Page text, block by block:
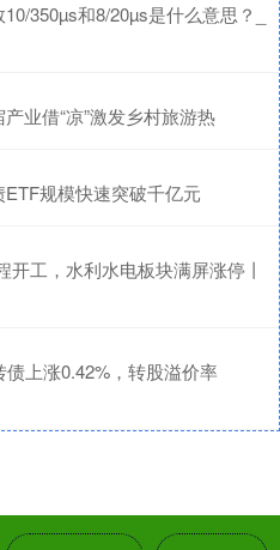
350µs和8/20µs是什么意思？_
业借“凉”激发乡村旅游热
规模快速突破千亿元
开工，水利水电板块满屏涨停丨
上涨0.42%，转股溢价率